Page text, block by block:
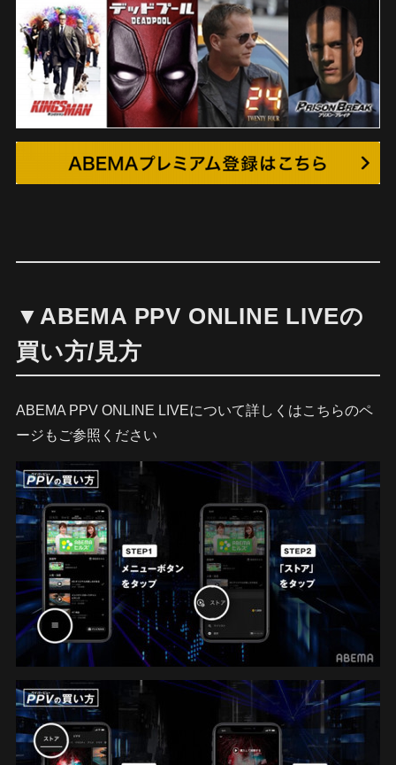
▼ABEMA PPV ONLINE LIVEの
買い方/見方
ABEMA PPV ONLINE LIVEについて詳しくはこちらのペ
ージもご参照ください